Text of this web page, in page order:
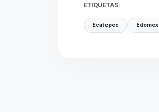
ETIQUETAS:
Ecatepec Edomex